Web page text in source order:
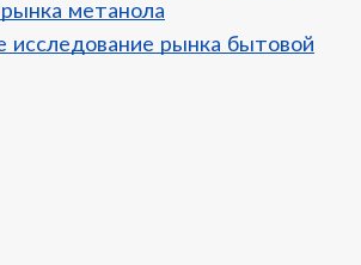
метанола
исследование рынка бытовой